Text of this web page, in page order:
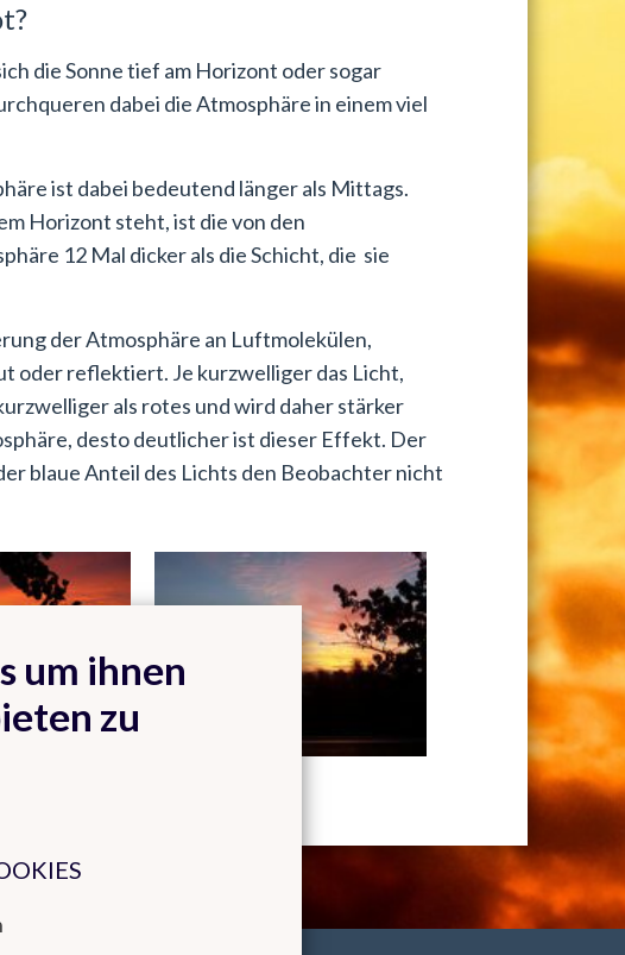
die Sonne tief am Horizont oder sogar
dabei die Atmosphäre in einem viel
ist dabei bedeutend länger als Mittags.
Horizont steht, ist die von den
12 Mal dicker als die Schicht, die sie
der Atmosphäre an Luftmolekülen,
oder reflektiert. Je kurzwelliger das Licht,
als rotes und wird daher stärker
desto deutlicher ist dieser Effekt. Der
blaue Anteil des Lichts den Beobachter nicht
um ihnen
zu